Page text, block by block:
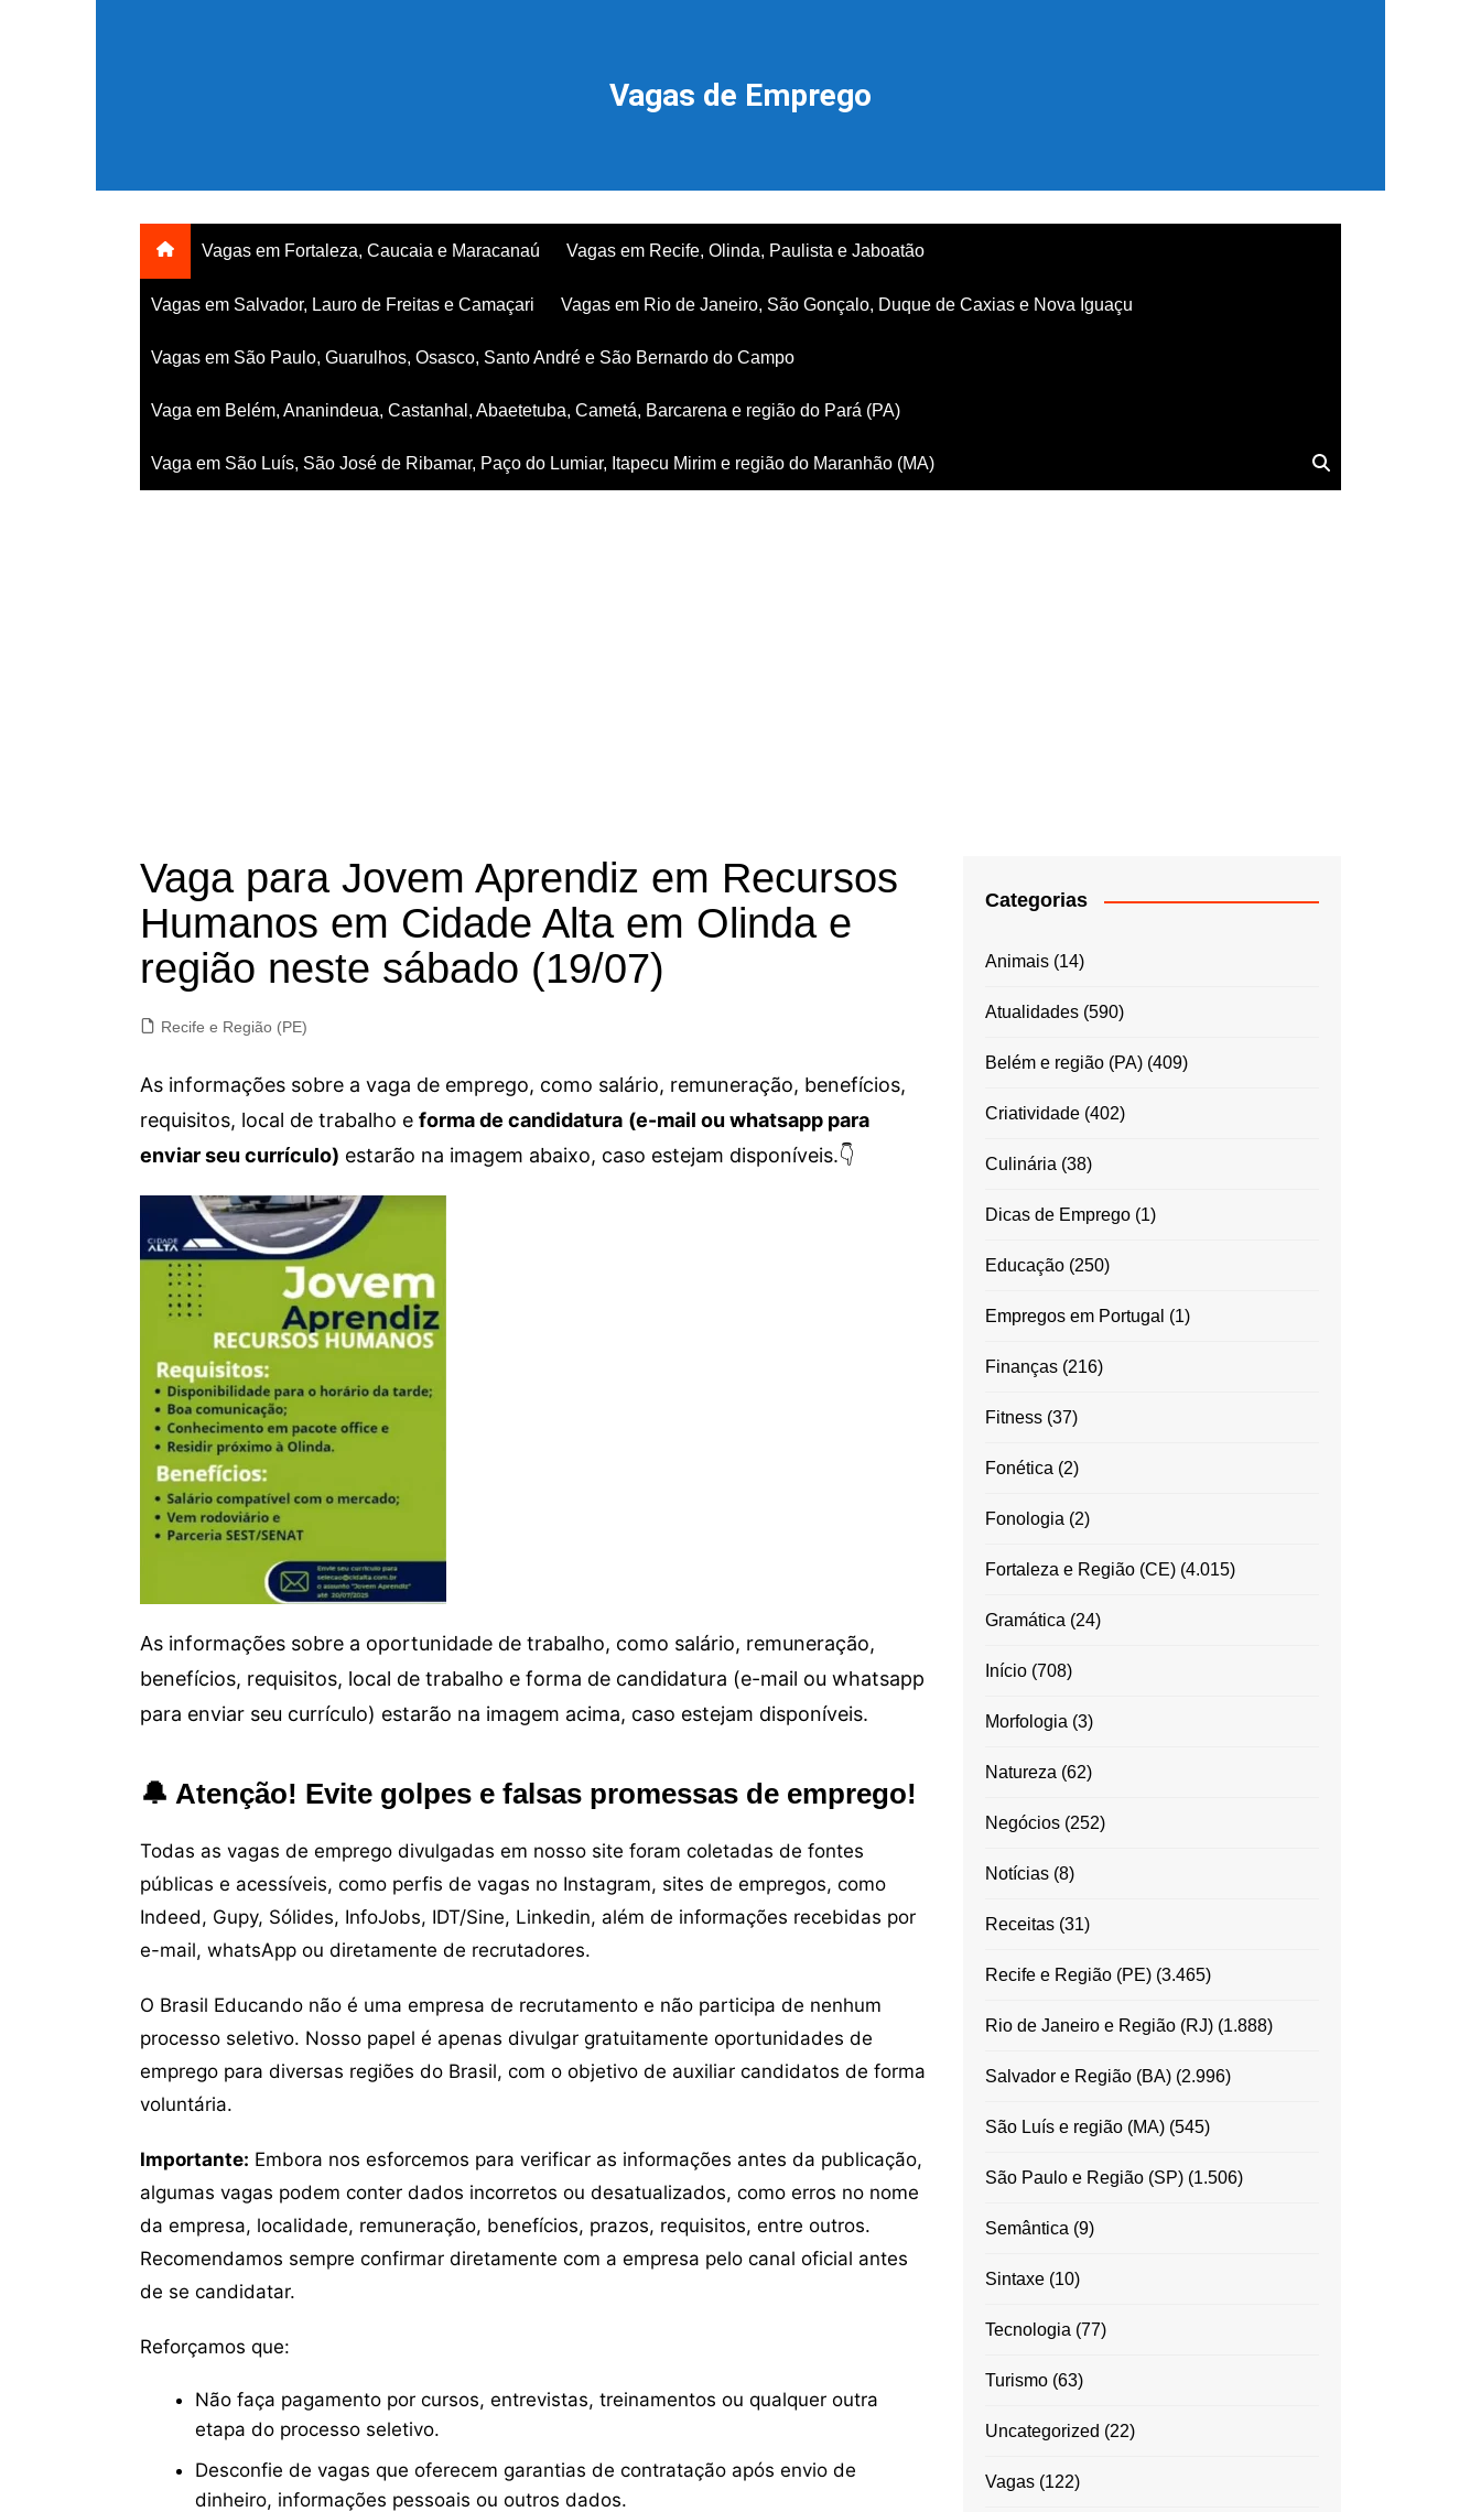
Vagas de Emprego
Vagas em Fortaleza, Caucaia e Maracanaú Vagas em Recife, Olinda, Paulista e Jaboatão
Vagas em Salvador, Lauro de Freitas e Camaçari Vagas em Rio de Janeiro, São Gonçalo, Duque de Caxias e Nova Iguaçu
Vagas em São Paulo, Guarulhos, Osasco, Santo André e São Bernardo do Campo
Vaga em Belém, Ananindeua, Castanhal, Abaetetuba, Cametá, Barcarena e região do Pará (PA)
Vaga em São Luís, São José de Ribamar, Paço do Lumiar, Itapecu Mirim e região do Maranhão (MA)
Vaga para Jovem Aprendiz em Recursos
Humanos em Cidade Alta em Olinda e
região neste sábado (19/07)
Recife e Região (PE)
As informações sobre a vaga de emprego, como salário, remuneração, benefícios,
requisitos, local de trabalho e forma de candidatura (e-mail ou whatsapp para
enviar seu currículo) estarão na imagem abaixo, caso estejam disponíveis.👇
As informações sobre a oportunidade de trabalho, como salário, remuneração,
benefícios, requisitos, local de trabalho e forma de candidatura (e-mail ou whatsapp
para enviar seu currículo) estarão na imagem acima, caso estejam disponíveis.
🔔 Atenção! Evite golpes e falsas promessas de emprego!
Todas as vagas de emprego divulgadas em nosso site foram coletadas de fontes
públicas e acessíveis, como perfis de vagas no Instagram, sites de empregos, como
Indeed, Gupy, Sólides, InfoJobs, IDT/Sine, Linkedin, além de informações recebidas por
e-mail, whatsApp ou diretamente de recrutadores.
O Brasil Educando não é uma empresa de recrutamento e não participa de nenhum
processo seletivo. Nosso papel é apenas divulgar gratuitamente oportunidades de
emprego para diversas regiões do Brasil, com o objetivo de auxiliar candidatos de forma
voluntária.
Importante: Embora nos esforcemos para verificar as informações antes da publicação,
algumas vagas podem conter dados incorretos ou desatualizados, como erros no nome
da empresa, localidade, remuneração, benefícios, prazos, requisitos, entre outros.
Recomendamos sempre confirmar diretamente com a empresa pelo canal oficial antes
de se candidatar.
Reforçamos que:
Não faça pagamento por cursos, entrevistas, treinamentos ou qualquer outra
etapa do processo seletivo.
Desconfie de vagas que oferecem garantias de contratação após envio de
dinheiro, informações pessoais ou outros dados.
Categorias
Animais(14)
Atualidades(590)
Belém e região (PA)(409)
Criatividade(402)
Culinária (38)
Dicas de Emprego(1)
Educação(250)
Empregos em Portugal (1)
Finanças(216)
Fitness(37)
Fonética (2)
Fonologia (2)
Fortaleza e Região (CE)(4.015)
Gramática (24)
Início(708)
Morfologia (3)
Natureza (62)
Negócios(252)
Notícias(8)
Receitas(31)
Recife e Região (PE)(3.465)
Rio de Janeiro e Região (RJ)(1.888)
Salvador e Região (BA)(2.996)
São Luís e região (MA)(545)
São Paulo e Região (SP)(1.506)
Semântica (9)
Sintaxe(10)
Tecnologia (77)
Turismo(63)
Uncategorized (22)
Vagas(122)